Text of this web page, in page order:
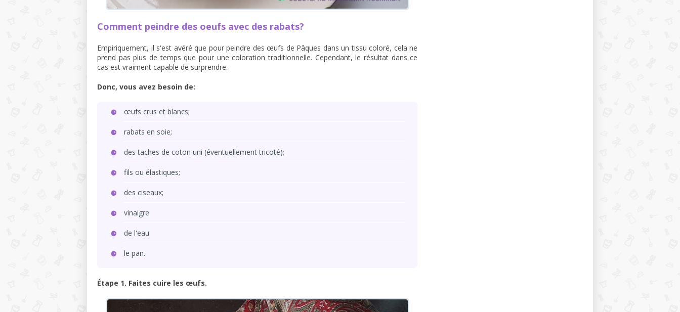
Comment peindre des oeufs avec des rabats?
Empiriquement, il s'est avéré que pour peindre des œufs de Pâques dans un tissu coloré, cela ne
prend pas plus de temps que pour une coloration traditionnelle. Cependant, le résultat dans ce
cas est vraiment capable de surprendre.
Donc, vous avez besoin de:
œufs crus et blancs;
rabats en soie;
des taches de coton uni (éventuellement tricoté);
fils ou élastiques;
des ciseaux;
vinaigre
de l'eau
le pan.
Étape 1. Faites cuire les œufs.